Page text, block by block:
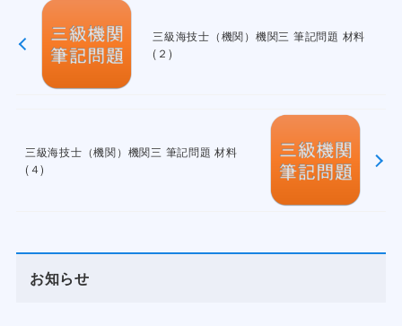
三級海技士（機関）機関三 筆記問題 材料
(２)
三級海技士（機関）機関三 筆記問題 材料
(４)
お知らせ